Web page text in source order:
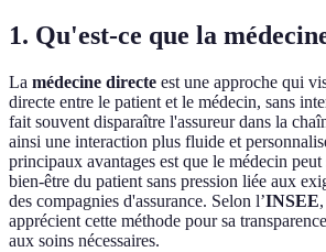
1. Qu'est-ce que la
La médecine directe est une approche qui
directe entre le patient et le médecin, sans
fait souvent disparaître l'assureur dans la
ainsi une interaction plus fluide et
principaux avantages est que le médecin
bien-être du patient sans pression liée aux
des compagnies d'assurance. Selon l’INSEE
apprécient cette méthode pour sa
aux soins nécessaires.